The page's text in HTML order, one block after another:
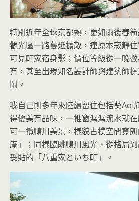
特別近年全球京都熱，更如雨後春
觀光區一路蔓延擴散，連原本寂靜
可見町家宿身影；價位等級從一晚
有，甚至出現知名設計師與建築師
鬧。
我自己則多年來陸續留住包括葵Aoi
得優美有品味，一推窗潺潺流水就
可一攬鴨川美景，樣貌古樸空間寬
庵」；同樣臨眺鴨川風光、從格局
妥貼的「八重家といち町」。